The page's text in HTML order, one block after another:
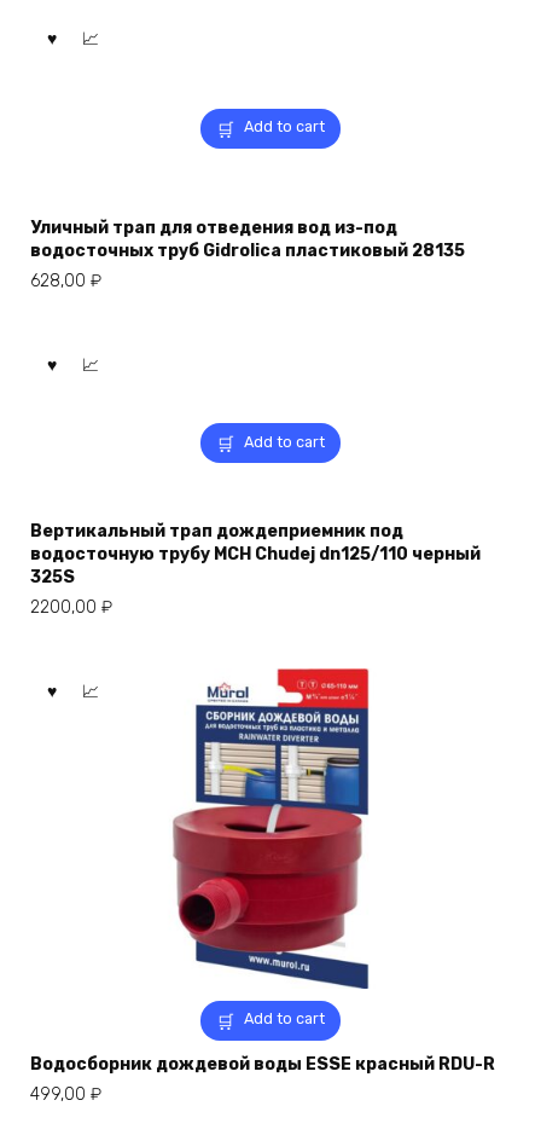
Add to cart
Уличный трап для отведения вод из-под
водосточных труб Gidrolica пластиковый 28135
628,00 ₽
Add to cart
Вертикальный трап дождеприемник под
водосточную трубу MCH Chudej dn125/110 черный
325S
2200,00 ₽
Add to cart
Водосборник дождевой воды ESSE красный RDU-R
499,00 ₽